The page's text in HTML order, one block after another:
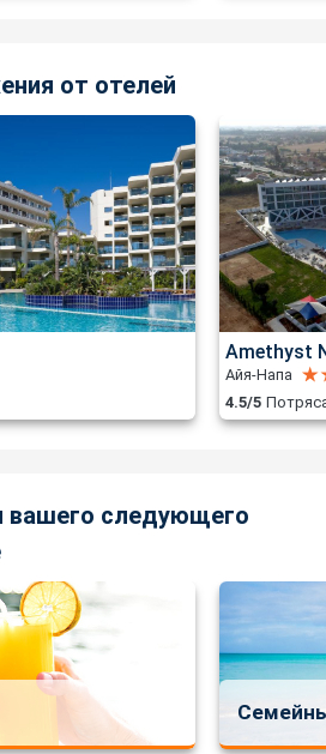
от отелей
Amethyst
Айя-Напа
4.5/5
вашего следующего